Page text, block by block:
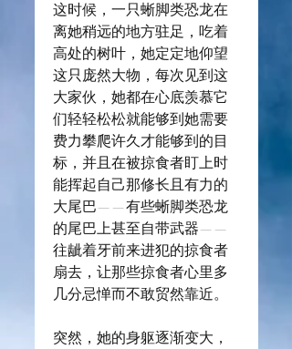
这时候，一只蜥脚类恐龙在
离她稍远的地方驻足，吃着
高处的树叶，她定定地仰望
这只庞然大物，每次见到这
大家伙，她都在心底羡慕它
们轻轻松松就能够到她需要
费力攀爬许久才能够到的目
标，并且在被掠食者盯上时
能挥起自己那修长且有力的
大尾巴——有些蜥脚类恐龙
的尾巴上甚至自带武器——
往龇着牙前来进犯的掠食者
扇去，让那些掠食者心里多
几分忌惮而不敢贸然靠近。
突然，她的身躯逐渐变大，